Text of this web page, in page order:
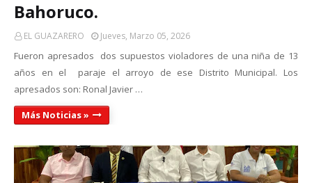
Bahoruco.
EL GUAZARERO Jueves, Marzo 05, 2026
Fueron apresados dos supuestos violadores de una niña de 13
años en el paraje el arroyo de ese Distrito Municipal. Los
apresados son: Ronal Javier …
Más Noticias »